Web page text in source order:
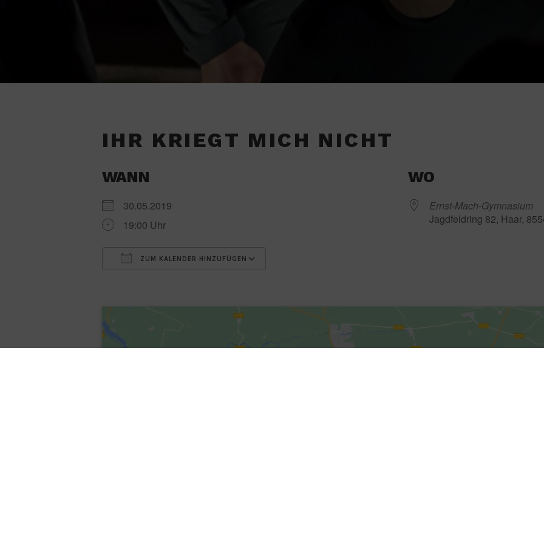
IHR KRIEGT MICH NICHT
WANN
30.05.2019
19:00 Uhr
ZUM KALENDER HINZUFÜGEN
WO
Ernst-Mach-Gymnasium
Jagdfeldring 82, Haar,